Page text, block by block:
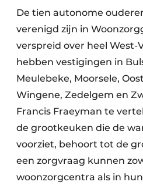
Veiligheid & Opleiding
Zonwering
De tien autonome
verenigd zijn in
verspreid over heel West-
hebben vestigingen in
Meulebeke, Moorsele,
Wingene, Zedelgem en
Francis Fraeyman te
de grootkeuken die de
voorziet, behoort tot de
een zorgvraag kunnen
woonzorgcentra als in